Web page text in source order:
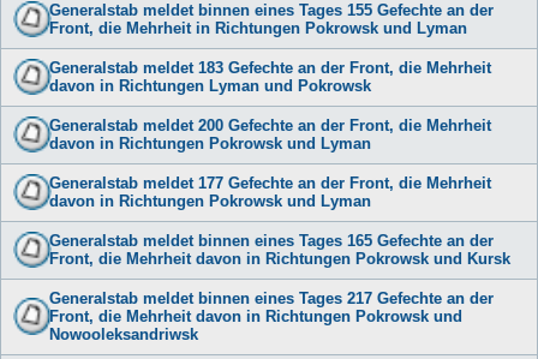
Generalstab meldet binnen eines Tages 155 Gefechte an der
Front, die Mehrheit in Richtungen Pokrowsk und Lyman
Generalstab meldet 183 Gefechte an der Front, die Mehrheit
davon in Richtungen Lyman und Pokrowsk
Generalstab meldet 200 Gefechte an der Front, die Mehrheit
davon in Richtungen Pokrowsk und Lyman
Generalstab meldet 177 Gefechte an der Front, die Mehrheit
davon in Richtungen Pokrowsk und Lyman
Generalstab meldet binnen eines Tages 165 Gefechte an der
Front, die Mehrheit davon in Richtungen Pokrowsk und Kursk
Generalstab meldet binnen eines Tages 217 Gefechte an der
Front, die Mehrheit davon in Richtungen Pokrowsk und
Nowooleksandriwsk